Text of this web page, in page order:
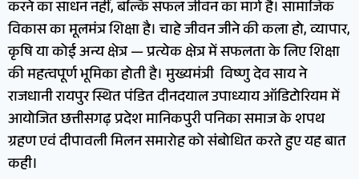
करने का साधन नहीं, बल्कि सफल जीवन का मार्ग है। सामाजिक
विकास का मूलमंत्र शिक्षा है। चाहे जीवन जीने की कला हो, व्यापार,
कृषि या कोई अन्य क्षेत्र — प्रत्येक क्षेत्र में सफलता के लिए शिक्षा
की महत्वपूर्ण भूमिका होती है। मुख्यमंत्री विष्णु देव साय ने
राजधानी रायपुर स्थित पंडित दीनदयाल उपाध्याय ऑडिटोरियम में
आयोजित छत्तीसगढ़ प्रदेश मानिकपुरी पनिका समाज के शपथ
ग्रहण एवं दीपावली मिलन समारोह को संबोधित करते हुए यह बात
कही।